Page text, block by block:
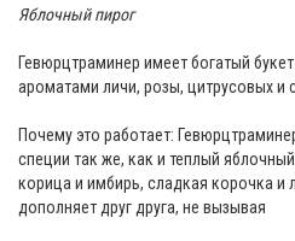
Яблочный пирог
Гевюрцтраминер имеет богатый
ароматами личи, розы, цитрусовых и
Почему это работает:
специи так же, как и теплый
корица и имбирь, сладкая корочка и
дополняет друг друга, не вызывая